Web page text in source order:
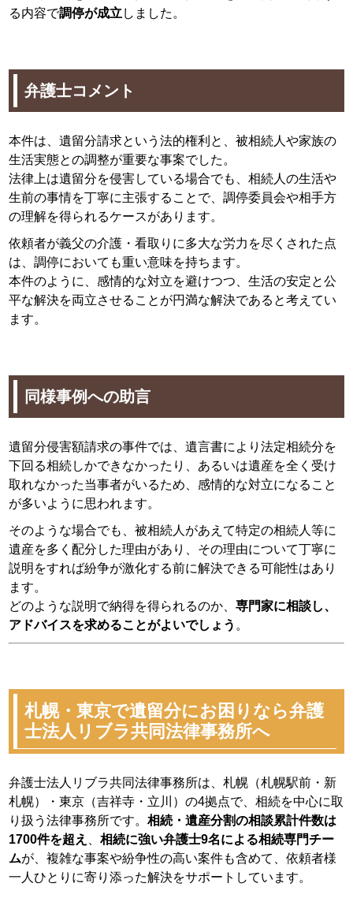
る内容で調停が成立 しました。
弁護士コメント
本件は、遺留分請求という法的権利と、被相続人や家族の
生活実態との調整が重要な事案でした。
法律上は遺留分を侵害している場合でも、相続人の生活や
生前の事情を丁寧に主張することで、調停委員会や相手方
の理解を得られるケースがあります。
依頼者が義父の介護・看取りに多大な労力を尽くされた点
は、調停においても重い意味を持ちます。
本件のように、感情的な対立を避けつつ、生活の安定と公
平な解決を両立させることが円満な解決であると考えてい
ます。
同様事例への助言
遺留分侵害額請求の事件では、遺言書により法定相続分を
下回る相続しかできなかったり、あるいは遺産を全く受け
取れなかった当事者がいるため、感情的な対立になること
が多いように思われます。
そのような場合でも、被相続人があえて特定の相続人等に
遺産を多く配分した理由があり、その理由について丁寧に
説明をすれば紛争が激化する前に解決できる可能性はあり
ます。
どのような説明で納得を得られるのか、専門家に相談し、
アドバイスを求めることがよいでしょう 。
札幌・東京で遺留分にお困りなら弁護
士法人リブラ共同法律事務所へ
弁護士法人リブラ共同法律事務所は、札幌（札幌駅前・新
札幌）・東京（吉祥寺・立川）の4拠点で、相続を中心に取
り扱う法律事務所です。相続・遺産分割の相談累計件数は
1700件を超え
、相続に強い弁護士9名による相続専門チー
ムが、複雑な事案や紛争性の高い案件も含めて、依頼者様
一人ひとりに寄り添った解決をサポートしています。